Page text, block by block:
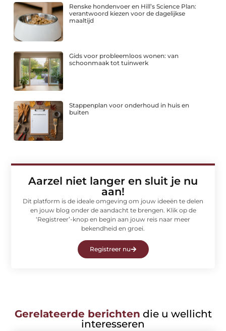
Renske hondenvoer en Hill’s Science Plan:
verantwoord kiezen voor de dagelijkse
maaltijd
Gids voor probleemloos wonen: van
schoonmaak tot tuinwerk
Stappenplan voor onderhoud in huis en
buiten
Aarzel niet langer en sluit je nu
aan!
Dit platform is de ideale omgeving om jouw ideeën te delen
en jouw blog onder de aandacht te brengen. Klik op de
‘Registreer’-knop en begin aan jouw reis naar meer
bekendheid en groei.
Registreer nu
Gerelateerde berichten die u wellicht
interesseren